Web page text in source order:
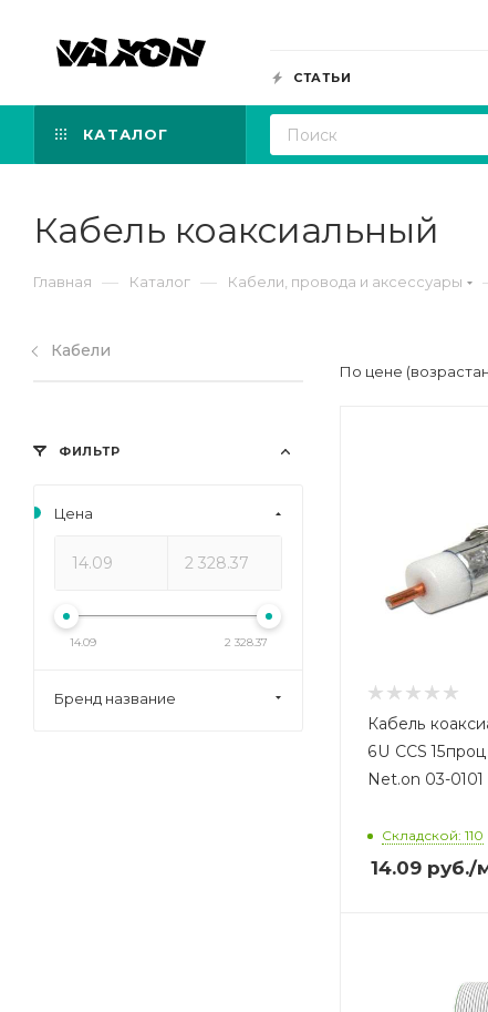
СТАТЬИ
КАТАЛОГ
Кабель коаксиальный
Главная — Каталог — Кабели, провода и аксессуары
Кабели
ФИЛЬТР
Цена
14.09 2 328.37
Бренд название
По цене
Кабель
6U CCS
Net.on 03-0101
Складской: 110
14.09 руб./